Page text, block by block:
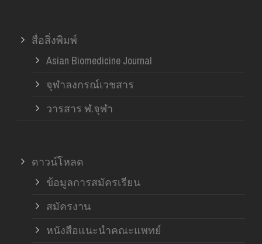
สื่อสิ่งพิมพ์
Asian Biomedicine Journal
จุฬาลงกรณ์เวชสาร
วารสาร ฬ.จุฬา
ดาวน์โหลด
ข้อมูลการสมัครเรียน
สมัครงาน
หนังสือแนะนำคณะแพทย์